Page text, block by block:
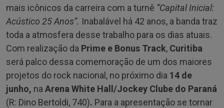
mais icônicos da carreira com a turnê “Capital Inicial:
Acústico 25 Anos”. Inabalável há 42 anos, a banda traz
toda a atmosfera desse trabalho para os dias atuais.
Com realização da Prime e Bonus Track, Curitiba
será palco dessa comemoração de um dos maiores
projetos do rock nacional, no próximo dia 14 de
junho, na Arena White Hall/Jockey Clube do Paraná
(R: Dino Bertoldi, 740). Para a apresentação se tornar